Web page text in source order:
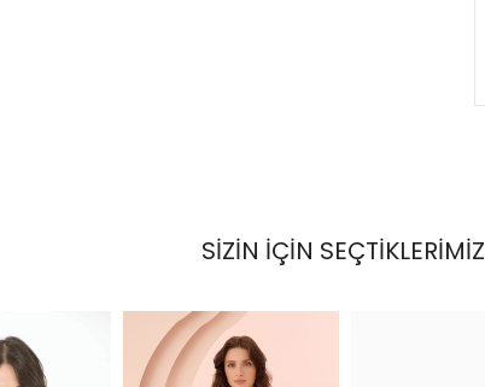
SİZİN İÇİN SEÇTİKLERİMİZ